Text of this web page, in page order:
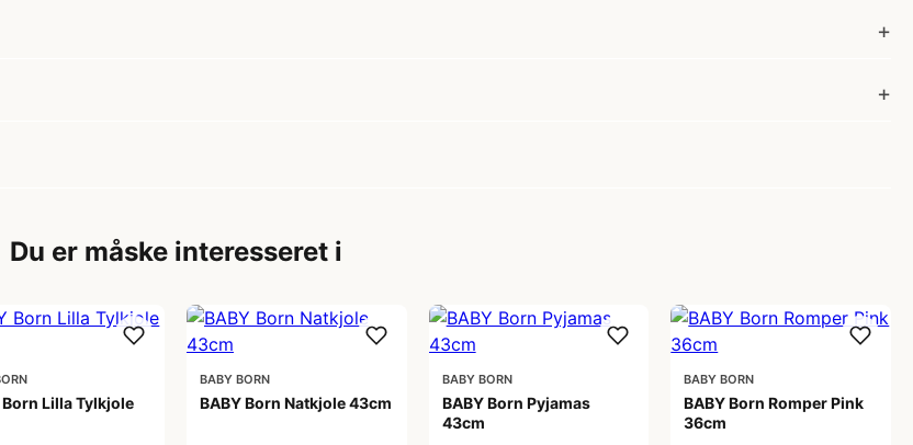
Du er måske interesseret i
Born Lilla Tylkjole
BABY BORN
BABY Born Natkjole 43cm
BABY BORN
BABY Born Pyjamas
43cm
BABY BORN
BABY Born Romper Pink
36cm